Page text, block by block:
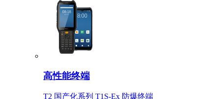
高性能终端
T2 国产化系列 T1S-Ex 防爆终端